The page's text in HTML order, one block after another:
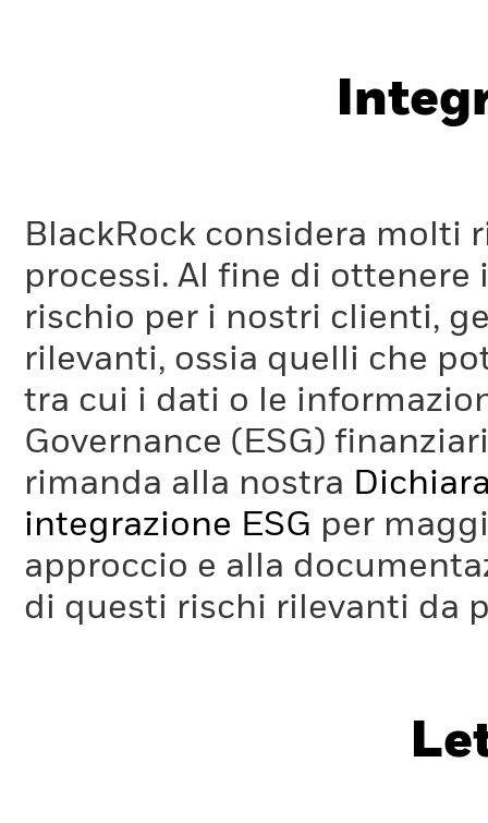
BlackRock considera molti
processi. Al fine di
rischio per i nostri clienti,
rilevanti, ossia quelli che
tra cui i dati o le
Governance (ESG)
rimanda alla nostra
integrazione ESG per
approccio e alla
di questi rischi rilevanti da